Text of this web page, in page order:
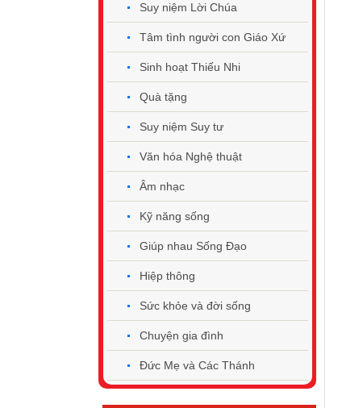
Suy niệm Lời Chúa
Tâm tình người con Giáo Xứ
Sinh hoạt Thiếu Nhi
Quà tặng
Suy niệm Suy tư
Văn hóa Nghệ thuật
Âm nhạc
Kỹ năng sống
Giúp nhau Sống Đạo
Hiệp thông
Sức khỏe và đời sống
Chuyện gia đình
Đức Mẹ và Các Thánh